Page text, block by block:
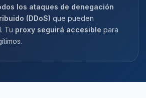
los ataques de denegación
(DDoS) que pueden
Tu proxy seguirá accesible para